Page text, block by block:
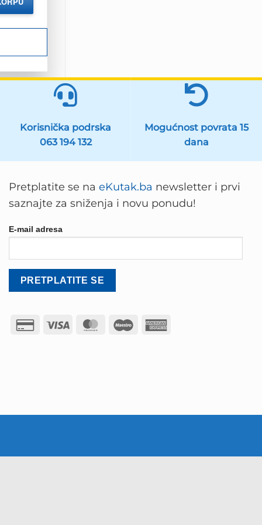
KM.
Korisnička podrska
063 194 132
Mogućnost povrata 15
dana
Pretplatite se na eKutak.ba newsletter i prvi
saznajte za sniženja i novu ponudu!
E-mail adresa
Credit
Visa MasterCard
Maestro